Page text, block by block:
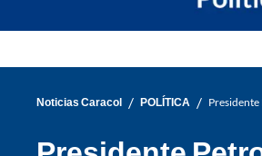
Noticias Caracol / POLÍTICA /